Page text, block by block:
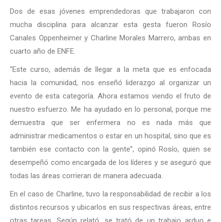
Dos de esas jóvenes emprendedoras que trabajaron con
mucha disciplina para alcanzar esta gesta fueron Rosío
Canales Oppenheimer y Charline Morales Marrero, ambas en
cuarto año de ENFE.
“Este curso, además de llegar a la meta que es enfocada
hacia la comunidad, nos enseñó liderazgo al organizar un
evento de esta categoría. Ahora estamos viendo el fruto de
nuestro esfuerzo. Me ha ayudado en lo personal, porque me
demuestra que ser enfermera no es nada más que
administrar medicamentos o estar en un hospital, sino que es
también ese contacto con la gente”, opinó Rosío, quien se
desempeñó como encargada de los líderes y se aseguró que
todas las áreas corrieran de manera adecuada.
En el caso de Charline, tuvo la responsabilidad de recibir a los
distintos recursos y ubicarlos en sus respectivas áreas, entre